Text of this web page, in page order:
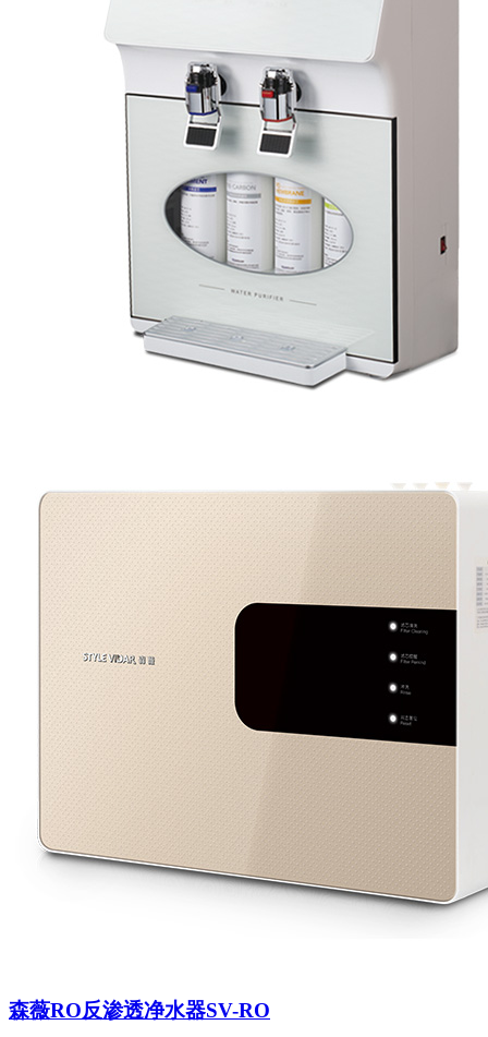
森薇RO反渗透净水器SV-RO